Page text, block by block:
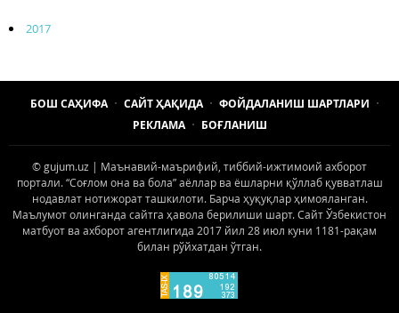
2017
БОШ САҲИФА САЙТ ҲАҚИДА
ФОЙДАЛАНИШ ШАРТЛАРИ
РЕКЛАМА
БОҒЛАНИШ
© gujum.uz | Маънавий-маърифий, тиббий-ижтимоий ахборот
портали. “Соғлом она ва бола” аёллар ва ёшларни қўллаб қувватлаш
нодавлат нотижорат ташкилоти. Барча ҳуқуқлар ҳимояланган.
Маълумот олинганда сайтга ҳавола берилиши шарт. Сайт Ўзбекистон
матбуот ва ахборот агентлигида 2017 йил 28 июл куни 1181-рақам
билан рўйхатдан ўтган.